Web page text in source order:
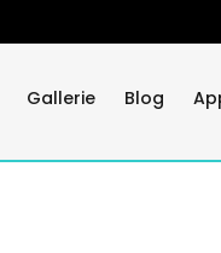
Gallerie Blog